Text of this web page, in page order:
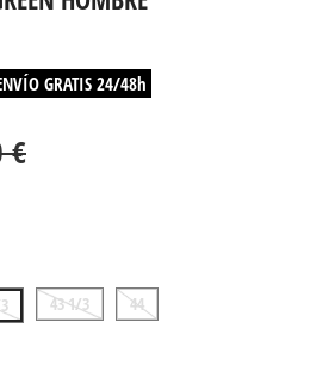
GRATIS 24/48h
€
43 1/3
44